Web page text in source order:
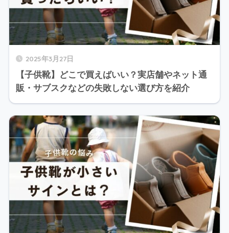
2025年3月27日
【子供靴】どこで買えばいい？実店舗やネット通
販・サブスクなどの失敗しない選び方を紹介